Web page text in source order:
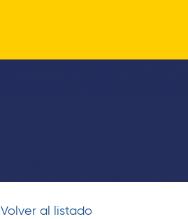
contenido
Volver al listado